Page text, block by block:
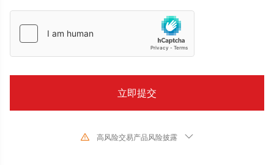
高风险交易产品风险披露